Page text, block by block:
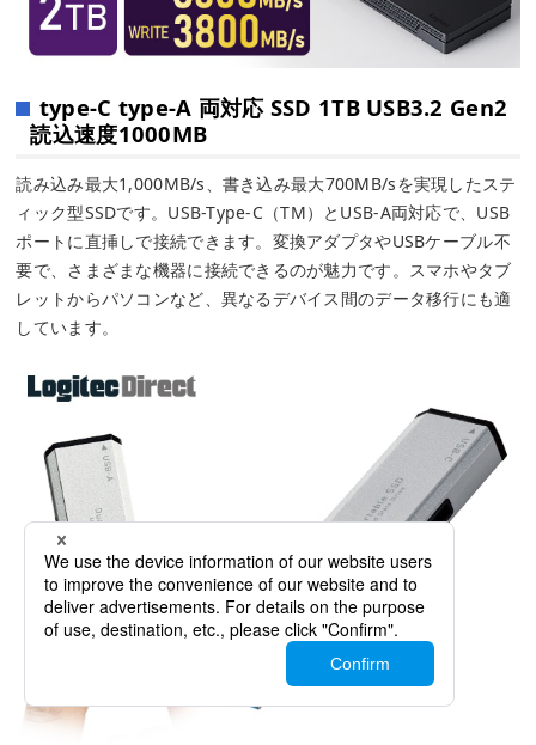
type-C type-A 両対応 SSD 1TB USB3.2 Gen2
読込速度1000MB
読み込み最大1,000MB/s、書き込み最大700MB/sを実現したステ
ィック型SSDです。USB-Type-C（TM）とUSB-A両対応で、USB
ポートに直挿しで接続できます。変換アダプタやUSBケーブル不
要で、さまざまな機器に接続できるのが魅力です。スマホやタブ
レットからパソコンなど、異なるデバイス間のデータ移行にも適
しています。